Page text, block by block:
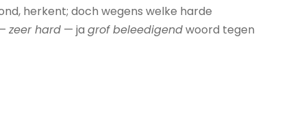
herkent; doch wegens welke harde
zeer hard — ja grof beleedigendwoord tegen